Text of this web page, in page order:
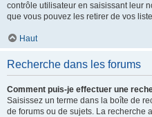
contrôle utilisateur en saisissant leur
que vous pouvez les retirer de vos
Haut
Recherche dans les forums
Comment puis-je effectuer une
Saisissez un terme dans la boîte de
de forums ou de sujets. La recherche